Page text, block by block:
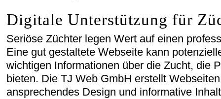
Digitale Unterstützung für
Seriöse Züchter legen Wert auf einen
Eine gut gestaltete Webseite kann
wichtigen Informationen über die Zucht, die
bieten. Die TJ Web GmbH erstellt
ansprechendes Design und informative